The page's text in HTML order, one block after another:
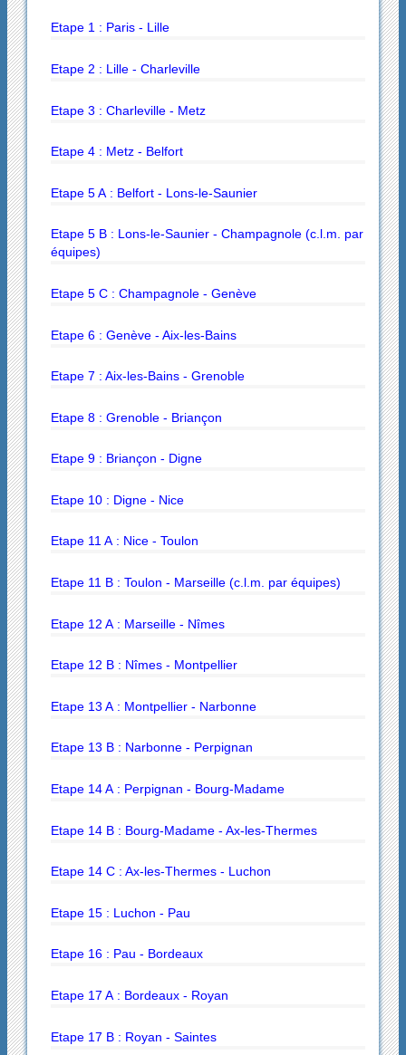
Etape 1 : Paris - Lille
Etape 2 : Lille - Charleville
Etape 3 : Charleville - Metz
Etape 4 : Metz - Belfort
Etape 5 A : Belfort - Lons-le-Saunier
Etape 5 B : Lons-le-Saunier - Champagnole (c.l.m. par
équipes)
Etape 5 C : Champagnole - Genève
Etape 6 : Genève - Aix-les-Bains
Etape 7 : Aix-les-Bains - Grenoble
Etape 8 : Grenoble - Briançon
Etape 9 : Briançon - Digne
Etape 10 : Digne - Nice
Etape 11 A : Nice - Toulon
Etape 11 B : Toulon - Marseille (c.l.m. par équipes)
Etape 12 A : Marseille - Nîmes
Etape 12 B : Nîmes - Montpellier
Etape 13 A : Montpellier - Narbonne
Etape 13 B : Narbonne - Perpignan
Etape 14 A : Perpignan - Bourg-Madame
Etape 14 B : Bourg-Madame - Ax-les-Thermes
Etape 14 C : Ax-les-Thermes - Luchon
Etape 15 : Luchon - Pau
Etape 16 : Pau - Bordeaux
Etape 17 A : Bordeaux - Royan
Etape 17 B : Royan - Saintes